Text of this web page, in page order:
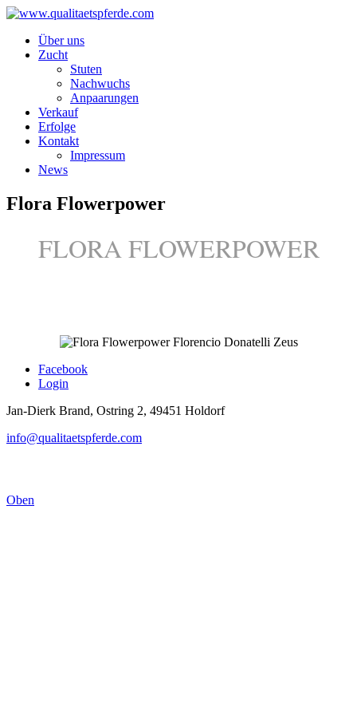
Über uns
Zucht
Stuten
Nachwuchs
Anpaarungen
Verkauf
Erfolge
Kontakt
Impressum
News
Flora Flowerpower
FLORA FLOWERPOWER
Facebook
Login
Jan-Dierk Brand, Ostring 2, 49451 Holdorf
info@qualitaetspferde.com
Oben